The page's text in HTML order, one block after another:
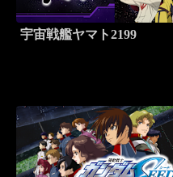
宇宙戦艦ヤマト2199